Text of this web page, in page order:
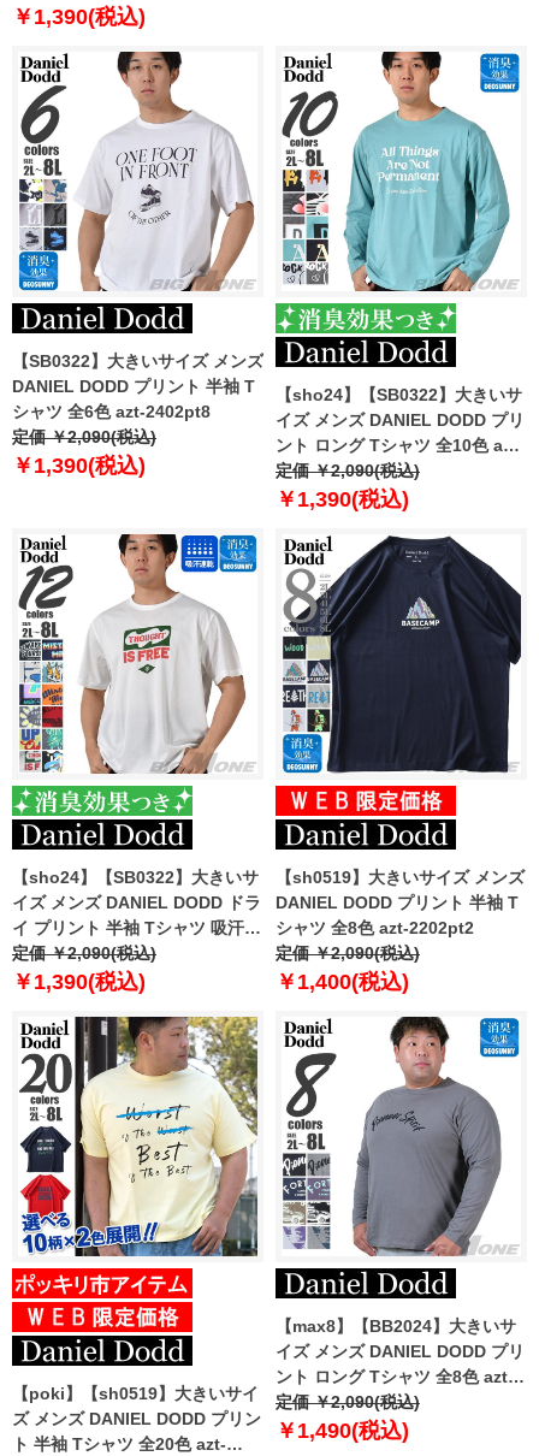
￥1,390(税込)
【SB0322】大きいサイズ メンズ
DANIEL DODD プリント 半袖 T
シャツ 全6色 azt-2402pt8
定価 ￥2,090(税込)
￥1,390(税込)
【sho24】【SB0322】大きいサ
イズ メンズ DANIEL DODD プリ
ント ロング Tシャツ 全10色 azt-
2401pt1
定価 ￥2,090(税込)
￥1,390(税込)
【sho24】【SB0322】大きいサ
イズ メンズ DANIEL DODD ドラ
イ プリント 半袖 Tシャツ 吸汗速
乾 azt-2402dry
定価 ￥2,090(税込)
￥1,390(税込)
【sh0519】大きいサイズ メンズ
DANIEL DODD プリント 半袖 T
シャツ 全8色 azt-2202pt2
定価 ￥2,090(税込)
￥1,400(税込)
【poki】【sh0519】大きいサイ
ズ メンズ DANIEL DODD プリン
ト 半袖 Tシャツ 全20色 azt-
【max8】【BB2024】大きいサ
イズ メンズ DANIEL DODD プリ
ント ロング Tシャツ 全8色 azt-
2404pt1
定価 ￥2,090(税込)
￥1,490(税込)